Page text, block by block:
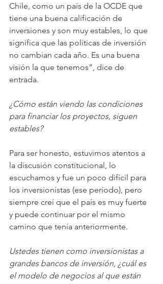
Chile, como un país de la OCDE que
tiene una buena calificación de
inversiones y son muy estables, lo que
significa que las políticas de inversión
no cambian cada año. Es una buena
visión la que tenemos”, dice de
entrada.
¿Cómo están viendo las condiciones
para financiar los proyectos, siguen
estables?
Para ser honesto, estuvimos atentos a
la discusión constitucional, lo
escuchamos y fue un poco difícil para
los inversionistas (ese período), pero
siempre creí que el país es muy fuerte
y puede continuar por el mismo
camino que tenía anteriormente.
Ustedes tienen como inversionistas a
grandes bancos de inversión, ¿cuál es
el modelo de negocios al que están